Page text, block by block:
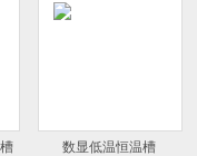
数显低温恒温槽